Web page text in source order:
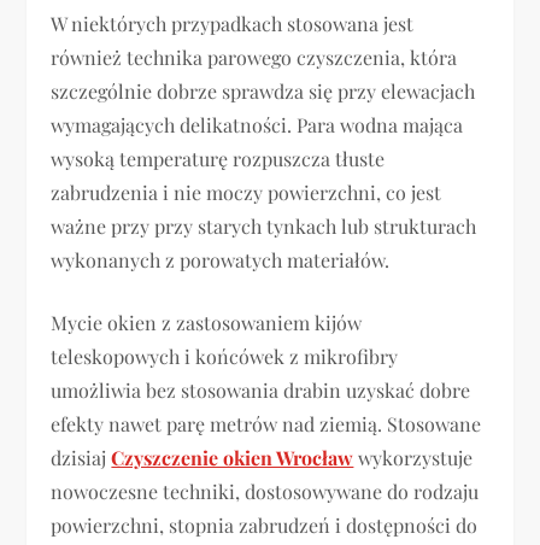
W niektórych przypadkach stosowana jest
również technika parowego czyszczenia, która
szczególnie dobrze sprawdza się przy elewacjach
wymagających delikatności. Para wodna mająca
wysoką temperaturę rozpuszcza tłuste
zabrudzenia i nie moczy powierzchni, co jest
ważne przy przy starych tynkach lub strukturach
wykonanych z porowatych materiałów.
Mycie okien z zastosowaniem kijów
teleskopowych i końcówek z mikrofibry
umożliwia bez stosowania drabin uzyskać dobre
efekty nawet parę metrów nad ziemią. Stosowane
dzisiajCzyszczenie okien Wrocławwykorzystuje
nowoczesne techniki, dostosowywane do rodzaju
powierzchni, stopnia zabrudzeń i dostępności do